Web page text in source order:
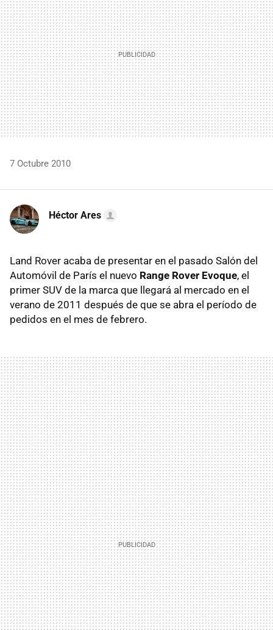
7 Octubre 2010
Héctor Ares
Land Rover acaba de presentar en el pasado Salón del
Automóvil de París el nuevo Range Rover Evoque, el
primer SUV de la marca que llegará al mercado en el
verano de 2011 después de que se abra el período de
pedidos en el mes de febrero.